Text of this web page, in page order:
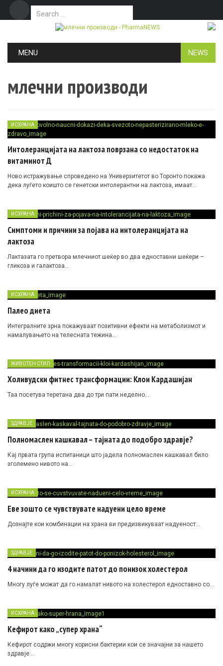
Search for:
MENU NEWS
млечни производи
ИСХРАНА
Интолеранцијата на лактоза поврзана со недостаток на
витаминот Д
Ново истражување спроведено на Универзитетот во Торонто покажа
дека луѓето коишто се генетски интолерантни на лактоза, имаат…
ИСХРАНА
Симптоми и причини за појава на интолеранцијата на
лактоза
Лактазата го претвора млечниот шеќер во два едноставни шеќери –
гликоза и галактоза…
ИСХРАНА
Палео диета
Интегралните зрна покажуваат позитивни ефекти на метаболизмот и
намалувањето на телесната тежина…
ЖИВОТЕН СТИЛ
Холивудски фитнес трансформации: Клои Кардашијан
Таа посетува теретана два до три пати неделно…
ЗДРАВЈЕ
Полномаслен кашкавал – тајната до подобро здравје?
Кај првата група испитаници што јадела полномаслен кашкавал било
зголемено нивото на…
ИСХРАНА
Еве зошто се чувствувате надуени цело време
Дознајте кои комбинации на храна ви предизвикуваат надуеност…
ЗДРАВЈЕ
4 начини да го изодите патот до понизок холестерол
Mногу луѓе можат да го намалат нивото на холестерол едноставно со…
ИСХРАНА
Кефирот како „супер храна“
Кефирот содржи многу корисни бактерии кои се значајни за нашето
здравје…